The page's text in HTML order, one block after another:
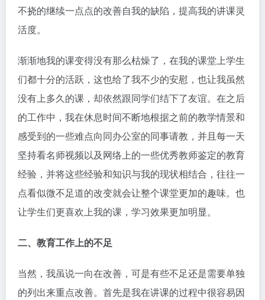
不挠的继续一点点的改善自我的缺陷，提高我的讲课灵
活度。
渐渐地我的课变得没有那么枯燥了，在我的课堂上学生
们都十分的活跃，这也给了我不少的安慰，也让我虽然
没有上多久的课，却依然跟同学们结下了友谊。在之后
的工作中，我在休息时间不断地根据之前的教学情景和
感受到的一些难点向同办公室的同事请教，并且每一天
坚持看名师视频以及网络上的一些优秀教师鉴定的教育
经验，并将这些经验和知识与我的现状相结合，往往一
点看似微不足道的改变就会让整个课堂更加的趣味。也
让学生们更喜欢上我的课，学习效果更加明显。
二、教育工作上的不足
当然，我虽说一向在改善，可是有些不足还是需要单独
的列出来重点改善。首先是我在讲课的过程中很容易因